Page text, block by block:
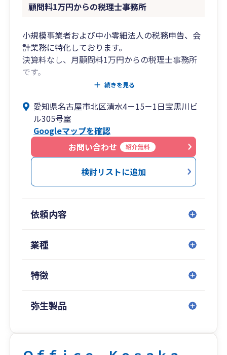
を減らします
顧問料1万円からの税理士事務所
小規模事業者および中小零細法人の税務申告、会
計業務に特化しております。
決算料なし、月顧問料1万円からの税理士事務所
です。
・経理のことがサッパリわからない社長 歓迎！
・税金のことがまったくわからなくてもOK！
・法人の節税対策に対応
・銀行対応・資金繰りなどの相談にも対応しま
す。
続きを見る
愛知県名古屋市北区清水4－15－1日宝黒川ビ
ル305号室
Googleマップを確認
お問い合わせ
紹介無料
検討リストに追加
依頼内容
業種
特徴
弥生製品